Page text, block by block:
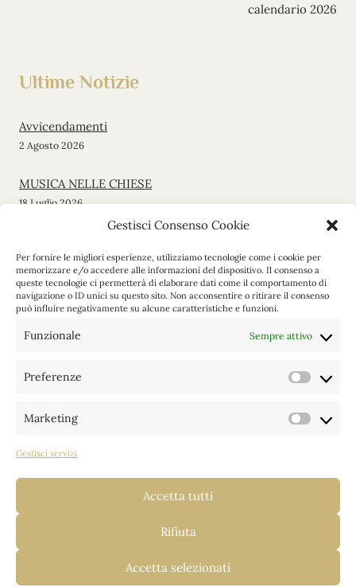
Gestisci Consenso Cookie
Per fornire le migliori esperienze, utilizziamo tecnologie come i cookie per
memorizzare e/o accedere alle informazioni del dispositivo. Il consenso a
queste tecnologie ci permetterà di elaborare dati come il comportamento di
navigazione o ID unici su questo sito. Non acconsentire o ritirare il consenso
può influire negativamente su alcune caratteristiche e funzioni.
Funzionale Sempre attivo
Preferenze
Marketing
Gestisci servizi
Accetta tutti
Rifiuta
Accetta selezionati
calendario 2026
Ultime Notizie
Avvicendamenti
2 Agosto 2026
MUSICA NELLE CHIESE
18 Luglio 2026
12 Giugno 2026
Gita a Maria Luggau
19 Maggio 2026
4 Aprile 2026
Categorie